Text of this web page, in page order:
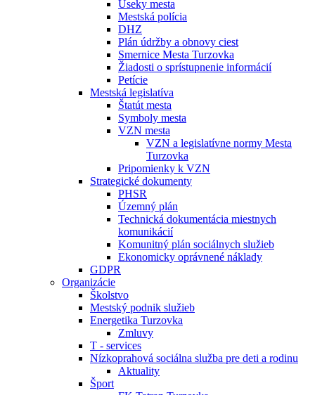
Úseky mesta
Mestská polícia
DHZ
Plán údržby a obnovy ciest
Smernice Mesta Turzovka
Žiadosti o sprístupnenie informácií
Petície
Mestská legislatíva
Štatút mesta
Symboly mesta
VZN mesta
VZN a legislatívne normy Mesta
Turzovka
Pripomienky k VZN
Strategické dokumenty
PHSR
Územný plán
Technická dokumentácia miestnych
komunikácií
Komunitný plán sociálnych služieb
Ekonomicky oprávnené náklady
GDPR
Organizácie
Školstvo
Mestský podnik služieb
Energetika Turzovka
Zmluvy
T - services
Nízkoprahová sociálna služba pre deti a rodinu
Aktuality
Šport